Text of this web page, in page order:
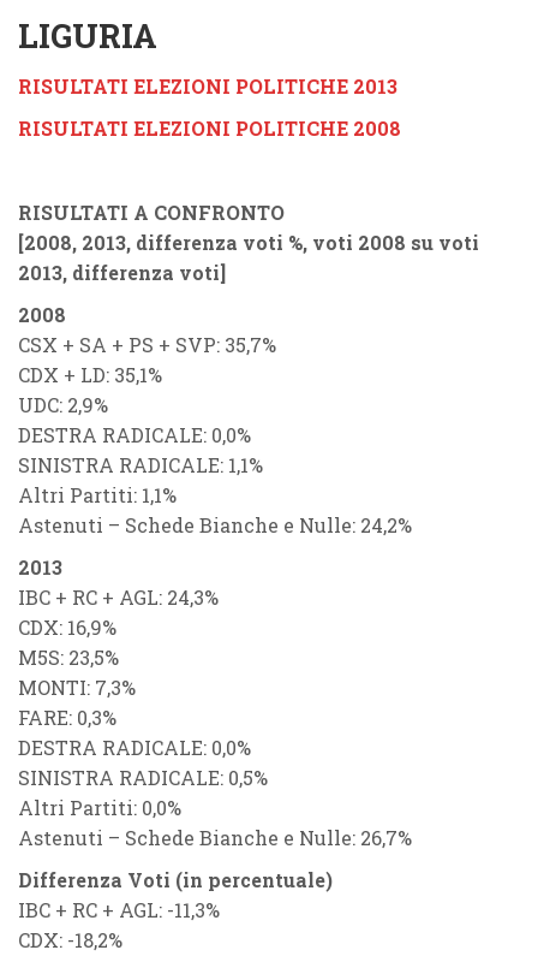
LIGURIA
RISULTATI ELEZIONI POLITICHE 2013
RISULTATI ELEZIONI POLITICHE 2008
RISULTATI A CONFRONTO
[2008, 2013, differenza voti %, voti 2008 su voti
2013, differenza voti]
2008
CSX + SA + PS + SVP: 35,7%
CDX + LD: 35,1%
UDC: 2,9%
DESTRA RADICALE: 0,0%
SINISTRA RADICALE: 1,1%
Altri Partiti: 1,1%
Astenuti – Schede Bianche e Nulle: 24,2%
2013
IBC + RC + AGL: 24,3%
CDX: 16,9%
M5S: 23,5%
MONTI: 7,3%
FARE: 0,3%
DESTRA RADICALE: 0,0%
SINISTRA RADICALE: 0,5%
Altri Partiti: 0,0%
Astenuti – Schede Bianche e Nulle: 26,7%
Differenza Voti (in percentuale)
IBC + RC + AGL: -11,3%
CDX: -18,2%